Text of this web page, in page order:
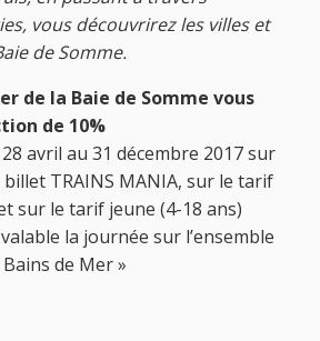
vous découvrirez les villes et
de Somme.
de la Baie de Somme vous
de 10%
avril au 31 décembre 2017 sur
TRAINS MANIA, sur le tarif
sur le tarif jeune (4-18 ans)
la journée sur l’ensemble
de Mer »